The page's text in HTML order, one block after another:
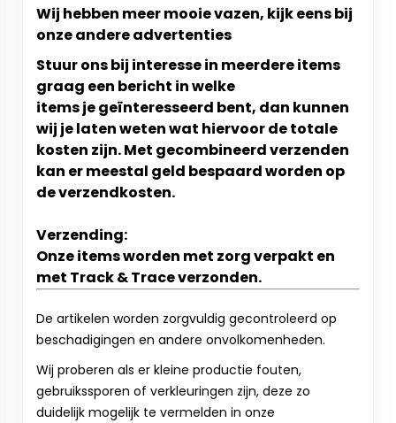
Wij hebben meer mooie vazen, kijk eens bij
onze andere advertenties
Stuur ons bij interesse in meerdere items
graag een bericht in welke
items je geïnteresseerd bent, dan kunnen
wij je laten weten wat hiervoor de totale
kosten zijn. Met gecombineerd verzenden
kan er meestal geld bespaard worden op
de verzendkosten.
Verzending:
Onze items worden met zorg verpakt en
met Track & Trace verzonden.
De artikelen worden zorgvuldig gecontroleerd op
beschadigingen en andere onvolkomenheden.
Wij proberen als er kleine productie fouten,
gebruikssporen of verkleuringen zijn, deze zo
duidelijk mogelijk te vermelden in onze